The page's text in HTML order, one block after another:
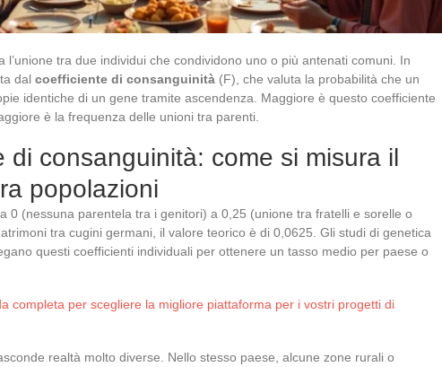
l’unione tra due individui che condividono uno o più antenati comuni. In
dal coefficiente di consanguinità (F), che valuta la probabilità che un
identiche di un gene tramite ascendenza. Maggiore è questo coefficiente
è la frequenza delle unioni tra parenti.
di consanguinità: come si misura il
popolazioni
0 (nessuna parentela tra i genitori) a 0,25 (unione tra fratelli e sorelle o
tra cugini germani, il valore teorico è di 0,0625. Gli studi di genetica
questi coefficienti individuali per ottenere un tasso medio per paese o
completa per scegliere la migliore piattaforma per i vostri progetti di
realtà molto diverse. Nello stesso paese, alcune zone rurali o